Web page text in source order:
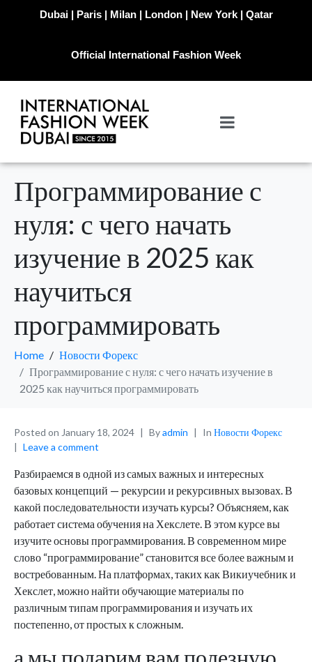
Dubai | Paris | Milan | London | New York | Qatar
Official International Fashion Week
Программирование с
нуля: с чего начать
изучение в 2025 как
научиться
программировать
Home
Новости Форекс
Программирование с нуля: с чего начать изучение в
2025 как научиться программировать
Posted on January 18, 2024 Byadmin In Новости Форекс
Leave a comment
Разбираемся в одной из самых важных и интересных
базовых концепций — рекурсии и рекурсивных вызовах. В
какой последовательности изучать курсы? Объясняем, как
работает система обучения на Хекслете. В этом курсе вы
изучите основы программирования. В современном мире
слово “программирование” становится все более важным и
востребованным. На платформах, таких как Викиучебник и
Хекслет, можно найти обучающие материалы по
различным типам программирования и изучать их
постепенно, от простых к сложным.